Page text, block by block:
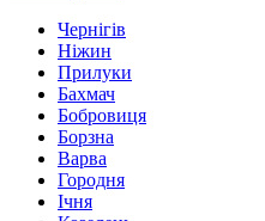
Чернігів
Ніжин
Прилуки
Бахмач
Бобровиця
Борзна
Варва
Городня
Ічня